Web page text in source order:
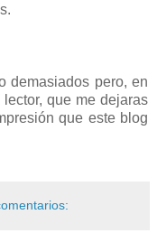
demasiados pero, en
que me dejaras
que este blog